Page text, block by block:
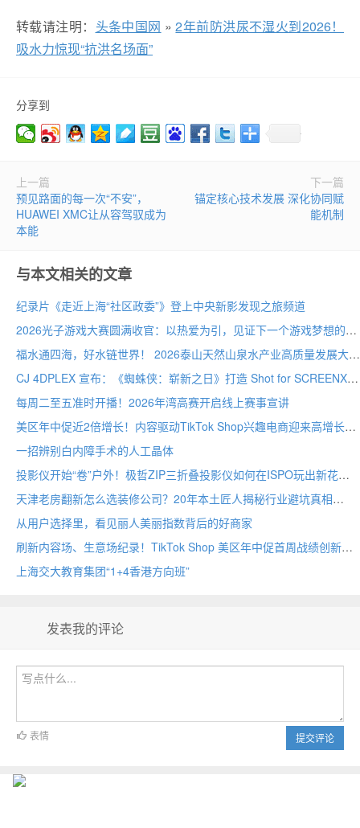
转载请注明： 头条中国网 »2年前防洪尿不湿火到2026！
吸水力惊现“抗洪名场面”
分享到
上一篇
预见路面的每一次“不安”，
HUAWEI XMC让从容驾驭成为
本能
下一篇
锚定核心技术发展 深化协同赋
能机制
与本文相关的文章
纪录片《走近上海“社区政委”》登上中央新影发现之旅频道
2026光子游戏大赛圆满收官：以热爱为引，见证下一个游戏梦想的诞生
福水通四海，好水链世界！ 2026泰山天然山泉水产业高质量发展大会圆满举行
CJ 4DPLEX 宣布：《蜘蛛侠：崭新之日》打造 Shot for SCREENX 专属版本
每周二至五准时开播！2026年湾高赛开启线上赛事宣讲
美区年中促近2倍增长！内容驱动TikTok Shop兴趣电商迎来高增长
一招辨别白内障手术的人工晶体
投影仪开始“卷”户外！极哲ZIP三折叠投影仪如何在ISPO玩出新花样？
天津老房翻新怎么选装修公司？20年本土匠人揭秘行业避坑真相
从用户选择里，看见丽人美丽指数背后的好商家
刷新内容场、生意场纪录！TikTok Shop 美区年中促首周战绩创新高
上海交大教育集团“1+4香港方向班”
发表我的评论
提交评论
表情